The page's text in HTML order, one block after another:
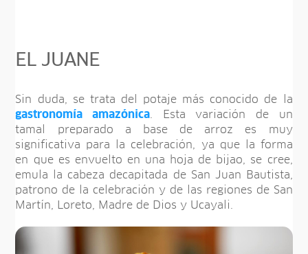
EL JUANE
Sin duda, se trata del potaje más conocido de la
gastronomía amazónica. Esta variación de un
tamal preparado a base de arroz es muy
significativa para la celebración, ya que la forma
en que es envuelto en una hoja de bijao, se cree,
emula la cabeza decapitada de San Juan Bautista,
patrono de la celebración y de las regiones de San
Martín, Loreto, Madre de Dios y Ucayali.